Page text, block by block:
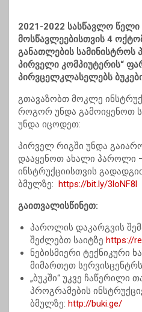
2021-2022 სასწავლო
მოსწავლეებისთვის 4
განათლების სამინისტროს
პირველი კომპიუტერის“
პირვცელკლასელებს
გთავაზობთ მოკლე
როგორ უნდა გამოიყენოთ
უნდა იცოდეთ:
პირველ რიგში უნდა
დააყენოთ ახალი პაროლი
ინსტრუქციისთვის
ბმულზე:
https://bit.ly/3loNF8l
გაითვალისწინეთ:
პაროლის დაკარგვის
შეძლებთ საიტზე https://
ნებისმიერი ტექნიკური
მიმართეთ
„ბუკში“ უკვე ჩაწერილი
პროგრამების
ბმულზე: http://buki.ge/